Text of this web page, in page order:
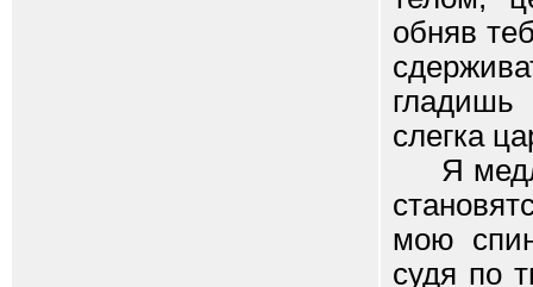
обняв
слегка
Я
мою
судя по